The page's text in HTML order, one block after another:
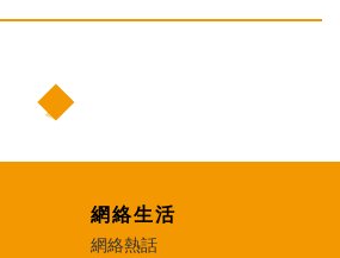
網絡生活
網絡熱話